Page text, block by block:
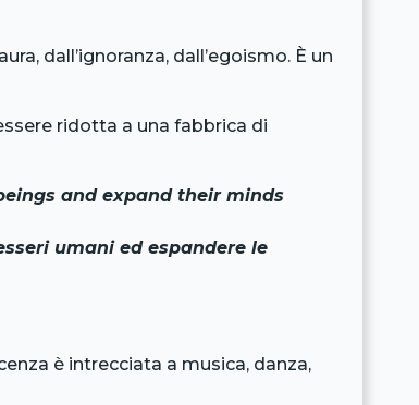
dall’ignoranza, dall’egoismo. È un
ridotta a una fabbrica di
and expand their minds
umani ed espandere le
è intrecciata a musica, danza,